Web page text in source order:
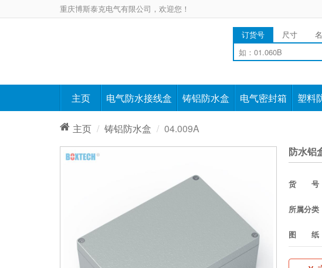
重庆博斯泰克电气有限公司，欢迎您！
订货号 尺寸
主页 电气防水接线盒 铸铝防水盒 电气密封箱 塑料
主页 铸铝防水盒 04.009A
防水铝
货 号
所属分类
图 纸